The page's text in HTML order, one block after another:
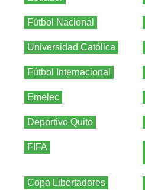
Fútbol Nacional
Universidad Católica
Fútbol Internacional
Emelec
Deportivo Quito
FIFA
Copa Libertadores